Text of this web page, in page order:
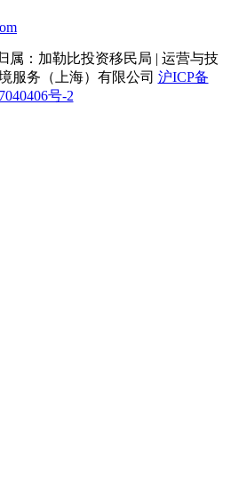
属：加勒比投资移民局 | 运营与技
服务（上海）有限公司 沪ICP备
号-2